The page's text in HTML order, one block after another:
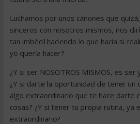
Luchamos por unos cánones que
sinceros con nosotros mismos, nos
tan imbécil haciendo lo que hacia si
yo quería hacer?
¿Y si ser NOSOTROS MISMOS, es
¿Y si darte la oportunidad de tener un
algo extraordinario que te hace darte
cosas? ¿Y si tener tu propia rutina, ya
extraordinario?